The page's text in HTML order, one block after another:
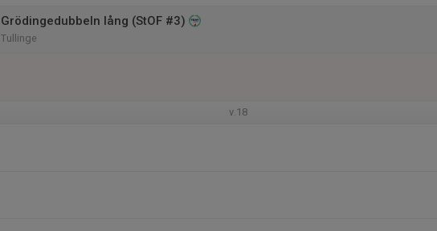
Grödingedubbeln lång (StOF #3)
Tullinge
v.18